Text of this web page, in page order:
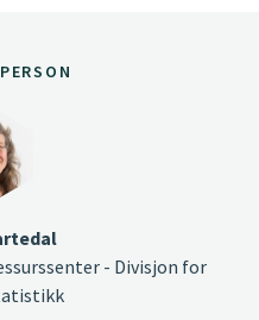
- Divisjon for